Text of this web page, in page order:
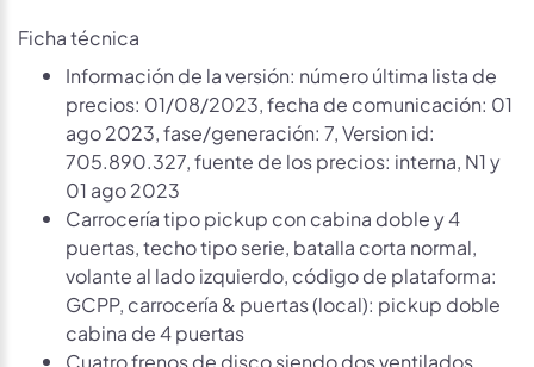
Ficha técnica
Información de la versión: número última lista de
precios: 01/08/2023, fecha de comunicación: 01
ago 2023, fase/generación: 7, Version id:
705.890.327, fuente de los precios: interna, N1 y
01 ago 2023
Carrocería tipo pickup con cabina doble y 4
puertas, techo tipo serie, batalla corta normal,
volante al lado izquierdo, código de plataforma:
GCPP, carrocería & puertas (local): pickup doble
cabina de 4 puertas
Cuatro frenos de disco siendo dos ventilados